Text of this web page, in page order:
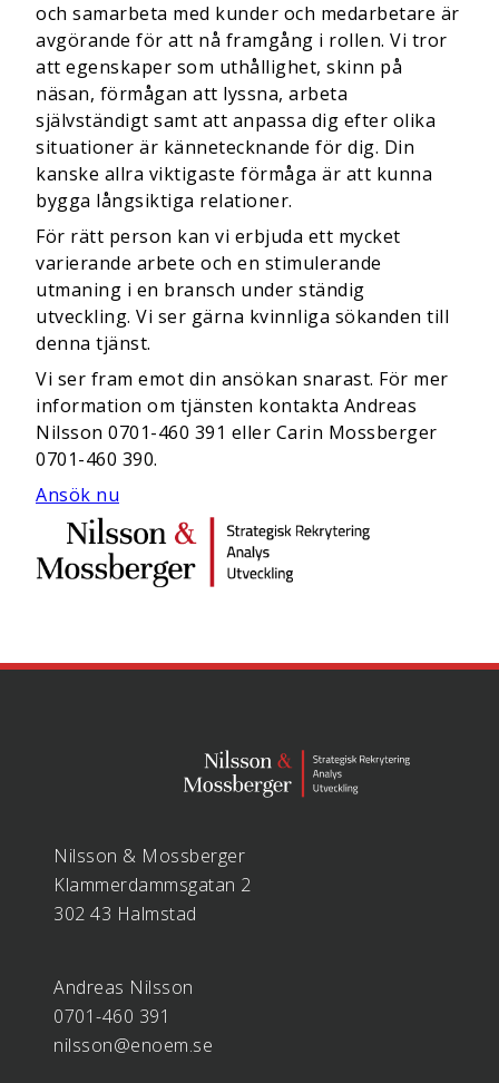
och samarbeta med kunder och medarbetare är
avgörande för att nå framgång i rollen. Vi tror
att egenskaper som uthållighet, skinn på
näsan, förmågan att lyssna, arbeta
självständigt samt att anpassa dig efter olika
situationer är kännetecknande för dig. Din
kanske allra viktigaste förmåga är att kunna
bygga långsiktiga relationer.
För rätt person kan vi erbjuda ett mycket
varierande arbete och en stimulerande
utmaning i en bransch under ständig
utveckling. Vi ser gärna kvinnliga sökanden till
denna tjänst.
Vi ser fram emot din ansökan snarast. För mer
information om tjänsten kontakta Andreas
Nilsson 0701-460 391 eller Carin Mossberger
0701-460 390.
Ansök nu
Nilsson & Mossberger
Klammerdammsgatan 2
302 43 Halmstad
Andreas Nilsson
0701-460 391
nilsson@enoem.se